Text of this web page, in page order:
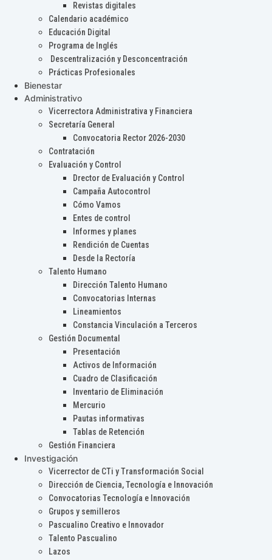
Revistas digitales
Calendario académico
Educación Digital
Programa de Inglés
Descentralización y Desconcentración
Prácticas Profesionales
Bienestar
Administrativo
Vicerrectora Administrativa y Financiera
Secretaría General
Convocatoria Rector 2026-2030
Contratación
Evaluación y Control
Drector de Evaluación y Control
Campaña Autocontrol
Cómo Vamos
Entes de control
Informes y planes
Rendición de Cuentas
Desde la Rectoría
Talento Humano
Dirección Talento Humano
Convocatorias Internas
Lineamientos
Constancia Vinculación a Terceros
Gestión Documental
Presentación
Activos de Información
Cuadro de Clasificación
Inventario de Eliminación
Mercurio
Pautas informativas
Tablas de Retención
Gestión Financiera
Investigación
Vicerrector de CTi y Transformación Social
Dirección de Ciencia, Tecnología e Innovación
Convocatorias Tecnología e Innovación
Grupos y semilleros
Pascualino Creativo e Innovador
Talento Pascualino
Lazos